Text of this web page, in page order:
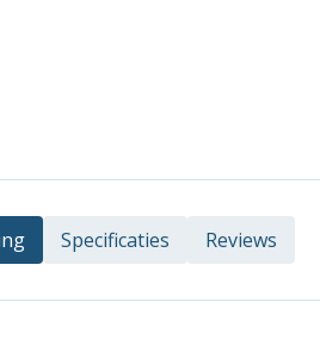
Specificaties Reviews